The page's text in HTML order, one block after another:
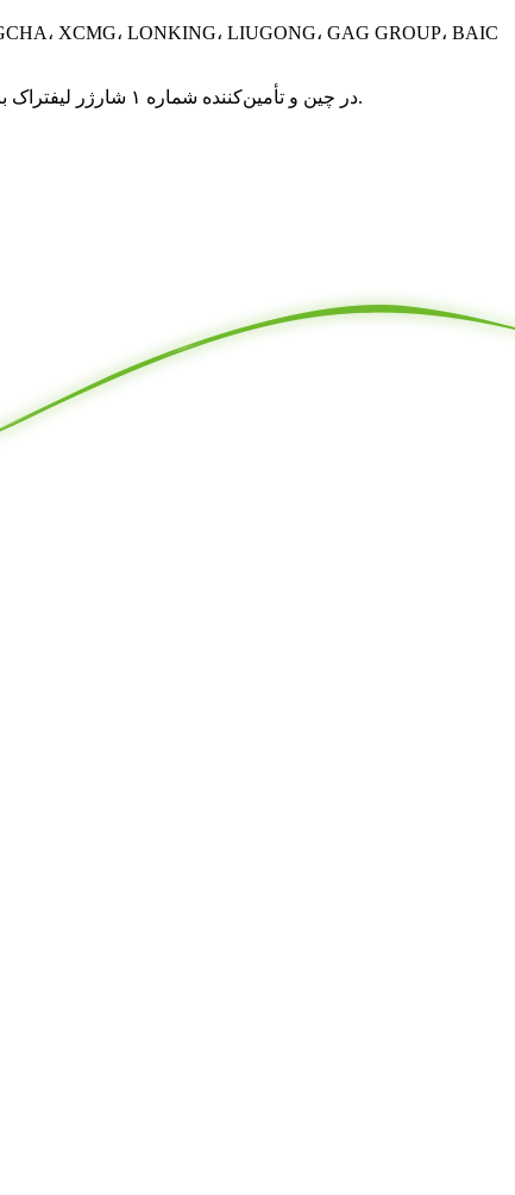
در طول یک دهه، AiPower به تولیدکننده پیشرو EVSE در چین و تأمین‌کننده شماره ۱ شارژر لیفتراک برقی تبدیل شد. با این حال، چشم‌انداز، مأموریت و اشتیاق ما همچنان ما را به جلو می‌برد.